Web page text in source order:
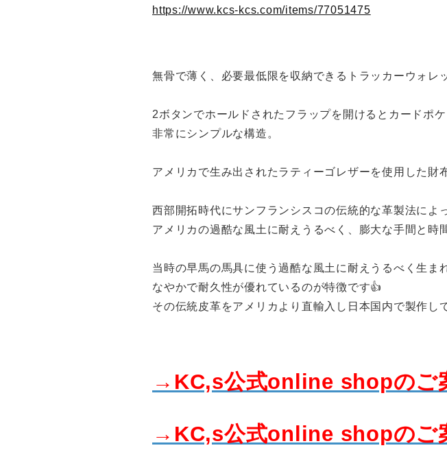
https://www.kcs-kcs.com/items/77051475
無骨で薄く、必要最低限を収納できるトラッカーウォレ
2ボタンでホールドされたフラップを開けるとカードポ
非常にシンプルな構造。
アメリカで生み出されたラティーゴレザーを使用した
西部開拓時代にサンフランシスコの伝統的な革製法によ
アメリカの過酷な風土に耐えうるべく、膨大な手間と
当時の早馬の馬具に使う過酷な風土に耐えうるべく生
なやかで耐久性が優れているのが特徴です👍
その伝統皮革をアメリカより直輸入し日本国内で製作し
→KC,s公式online shopのご
→KC,s公式online shopのご